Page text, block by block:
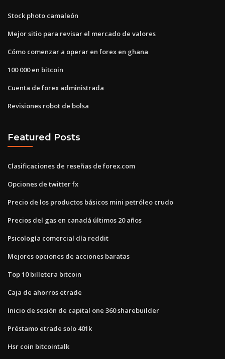
Stock photo camaleón
Mejor sitio para revisar el mercado de valores
Cómo comenzar a operar en forex en ghana
100 000 en bitcoin
Cuenta de forex administrada
Revisiones robot de bolsa
Featured Posts
Clasificaciones de reseñas de forex.com
Opciones de twitter fx
Precio de los productos básicos mini petróleo crudo
Precios del gas en canadá últimos 20 años
Psicología comercial día reddit
Mejores opciones de acciones baratas
Top 10 billetera bitcoin
Caja de ahorros etrade
Inicio de sesión de capital one 360 ​​sharebuilder
Préstamo etrade solo 401k
Hsr coin bitcointalk